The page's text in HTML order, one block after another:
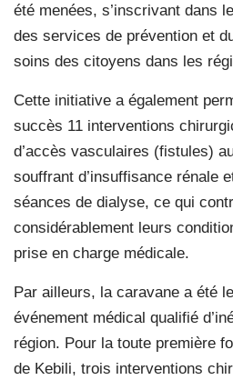
été menées, s’inscrivant dans
des services de prévention et
soins des citoyens dans les
Cette initiative a également
succès 11 interventions
d’accès vasculaires (fistules)
souffrant d’insuffisance rénale
séances de dialyse, ce qui
considérablement leurs
prise en charge médicale.
Par ailleurs, la caravane a été
événement médical qualifié
région. Pour la toute première
de Kebili, trois interventions